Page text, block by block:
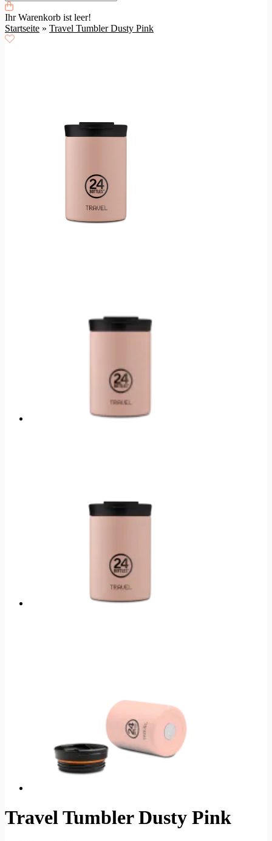
Ihr Warenkorb ist leer!
Startseite » Travel Tumbler Dusty Pink
Travel Tumbler Dusty Pink